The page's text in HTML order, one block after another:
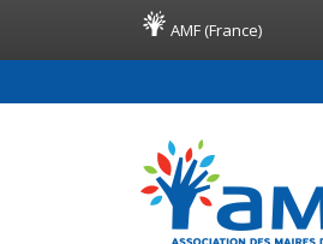
AMF (France)